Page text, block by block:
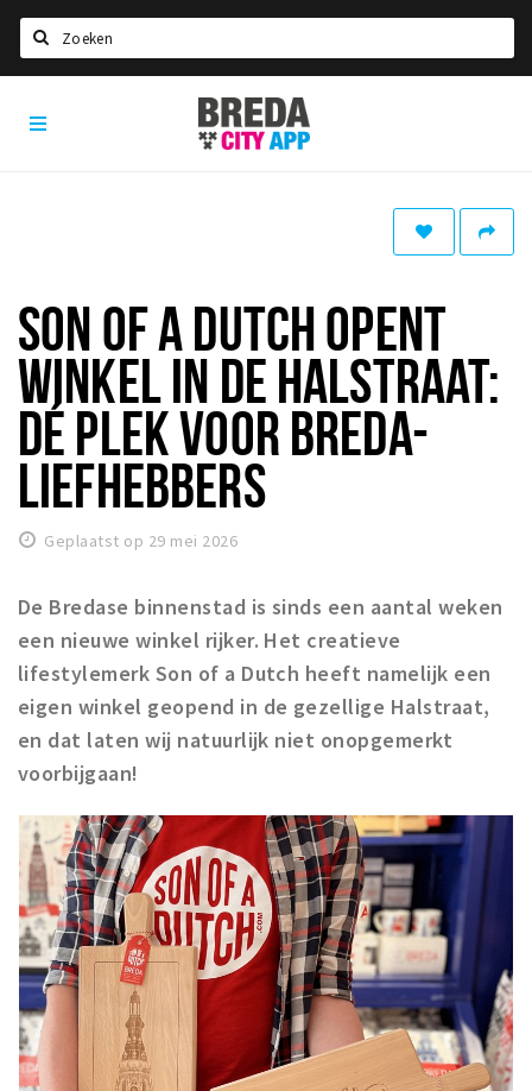
Home
Eten
Drinken
Slapen
Recreatief
Winkels
Parkeren
Bezienswaardigheden
Musea, theaters & podia
Uitjes & activiteiten
Toeristische routes
Natuurgebieden
Baroniepoorten
Sport
Privacy
Inloggen
Breda
City
App
SON OF A DUTCH OPENT
WINKEL IN DE HALSTRAAT:
DÉ PLEK VOOR BREDA-
LIEFHEBBERS
Geplaatst op 29 mei 2026
De Bredase binnenstad is sinds een aantal weken
een nieuwe winkel rijker. Het creatieve
lifestylemerk Son of a Dutch heeft namelijk een
eigen winkel geopend in de gezellige Halstraat,
en dat laten wij natuurlijk niet onopgemerkt
voorbijgaan!